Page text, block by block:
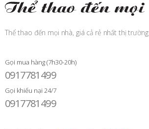
Thể thao đến mọi nhà, giá cả rẻ nhất thị trường
Gọi mua hàng (7h30-20h)
0917781499
Gọi khiếu nại 24/7
0917781499